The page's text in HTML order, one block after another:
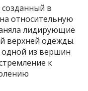
в
относительную
лидирующие
верхней одежды.
из вершин
к